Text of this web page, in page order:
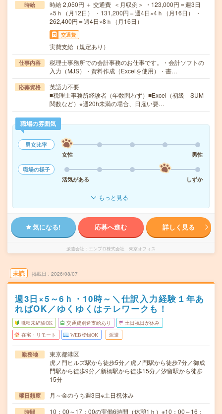
時給
時給 2,050円 ＋ 交通費 ＜月収例＞ ・123,000円＝週3日
×5ｈ（月12日） ・131,200円＝週4日×4ｈ（月16日） ・
262,400円＝週4日×8ｈ（月16日）
交通費
実費支給（規定あり）
仕事内容
税理士事務所での会計事務のお仕事です。・会計ソフトの
入力（MJS）・資料作成（Excelを使用）・書…
応募資格
英語力不要
■税理士事務所経験者（年数問わず）■Excel（初級 SUM
関数など）※週20h未満の場合、日雇い要…
職場の雰囲気
男女比率
女性
男性
職場の様子
活気がある
しずか
もっと見る
気になる! 応募へ進む 詳しく見る
派遣会社 エンプロ株式会社 東京オフィス
未読 掲載日 2026/08/07
週3日×5～6ｈ・10時～＼仕訳入力経験１年あ
ればOK／ゆくゆくはテレワークも！
職種未経験OK 交通費別途支給あり 土日祝日が休み
在宅・リモート WEB登録OK 派遣
勤務地
東京都港区
虎ノ門ヒルズ駅から徒歩5分／虎ノ門駅から徒歩7分／御成
門駅から徒歩9分／新橋駅から徒歩15分／汐留駅から徒歩
15分
曜日頻度 月～金のうち週3日※土日祝休み
時間 10：00～17：00の実働6時間（休憩1ｈ）※10：00～16：